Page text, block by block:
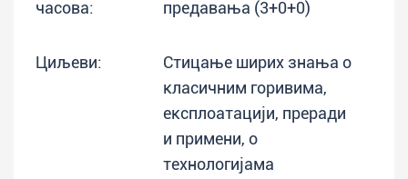
часова:
предавања (3+0+0)
Циљеви:
Стицање ширих знања о
класичним горивима,
експлоатацији, преради
и примени, о
технологијама